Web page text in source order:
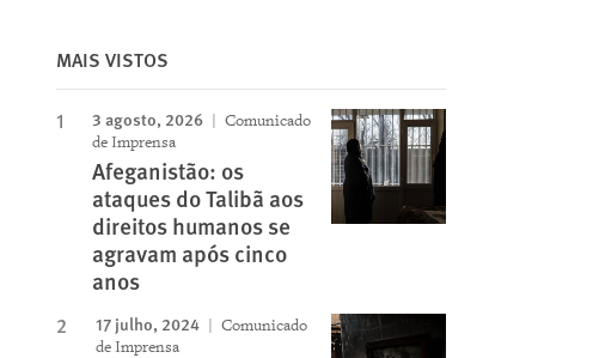
MAIS VISTOS
3 agosto, 2026
Comunicado
de Imprensa
Afeganistão: os
ataques do Talibã aos
direitos humanos se
agravam após cinco
anos
17 julho, 2024
Comunicado
de Imprensa